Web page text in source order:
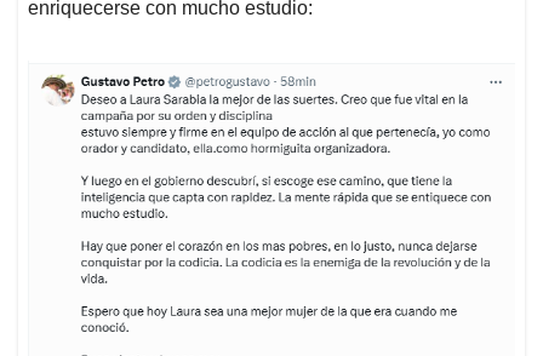
enriquecerse con mucho estudio: